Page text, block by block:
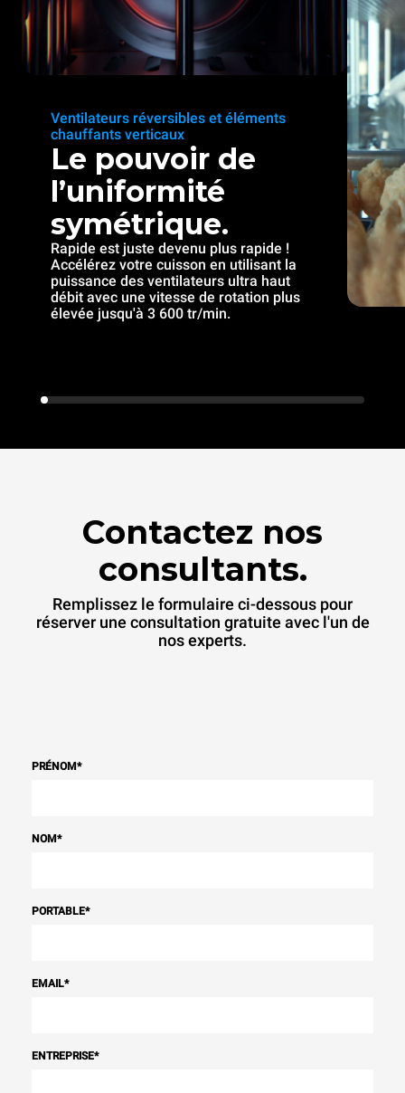
Ventilateurs réversibles et éléments
chauffants verticaux
Le pouvoir de
l’uniformité
symétrique.
Rapide est juste devenu plus rapide !
Accélérez votre cuisson en utilisant la
puissance des ventilateurs ultra haut
débit avec une vitesse de rotation plus
élevée jusqu'à 3 600 tr/min.
Contactez nos
consultants.
Remplissez le formulaire ci-dessous pour
réserver une consultation gratuite avec l'un de
nos experts.
PRÉNOM*
NOM*
PORTABLE*
EMAIL*
ENTREPRISE*